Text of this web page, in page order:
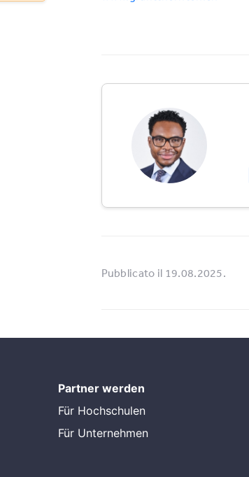
Pubblicato il 19.08.2025.
Partner werden
Für Hochschulen
Für Unternehmen